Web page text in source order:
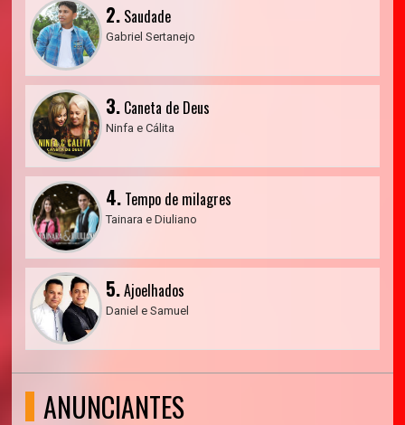
2. Saudade
Gabriel Sertanejo
3. Caneta de Deus
Ninfa e Cálita
4. Tempo de milagres
Tainara e Diuliano
5.Ajoelhados
Daniel e Samuel
ANUNCIANTES